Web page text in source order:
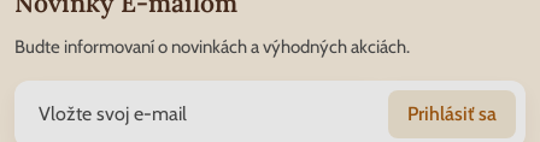
Budte informovaní o novinkách a výhodných akciách.
Prihlásiť sa